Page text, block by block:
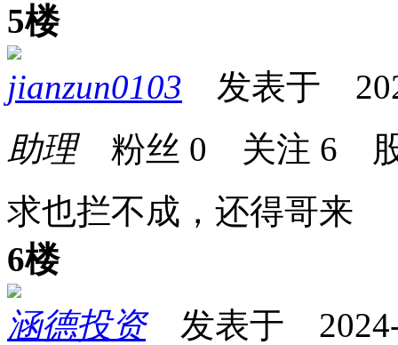
5楼
jianzun0103 发表于
助理粉丝 0 关注 6
求也拦不成，还得哥来
6楼
涵德投资发表于 2024-